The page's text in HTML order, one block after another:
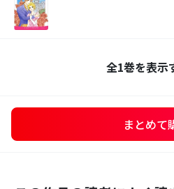
全1巻を表示
まとめて